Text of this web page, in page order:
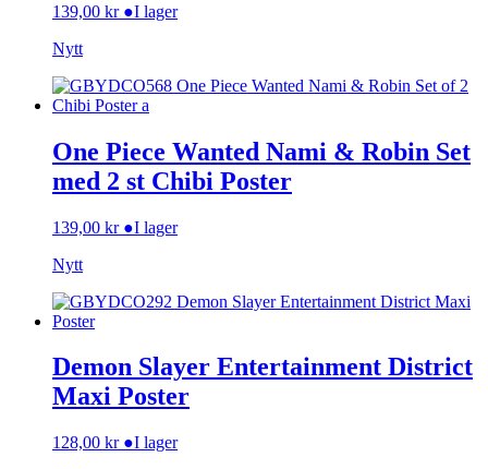
139,00 kr ●I lager
Nytt
One Piece Wanted Nami & Robin Set
med 2 st Chibi Poster
139,00 kr ●I lager
Nytt
Demon Slayer Entertainment District
Maxi Poster
128,00 kr ●I lager